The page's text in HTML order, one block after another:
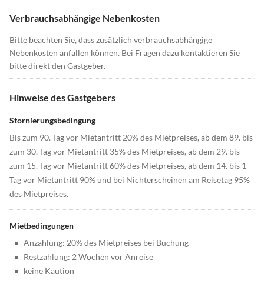
Verbrauchsabhängige Nebenkosten
Bitte beachten Sie, dass zusätzlich verbrauchsabhängige
Nebenkosten anfallen können. Bei Fragen dazu kontaktieren Sie
bitte direkt den Gastgeber.
Hinweise des Gastgebers
Stornierungsbedingung
Bis zum 90. Tag vor Mietantritt 20% des Mietpreises, ab dem 89. bis
zum 30. Tag vor Mietantritt 35% des Mietpreises, ab dem 29. bis
zum 15. Tag vor Mietantritt 60% des Mietpreises, ab dem 14. bis 1
Tag vor Mietantritt 90% und bei Nichterscheinen am Reisetag 95%
des Mietpreises.
Mietbedingungen
• Anzahlung: 20% des Mietpreises bei Buchung
• Restzahlung: 2 Wochen vor Anreise
• keine Kaution